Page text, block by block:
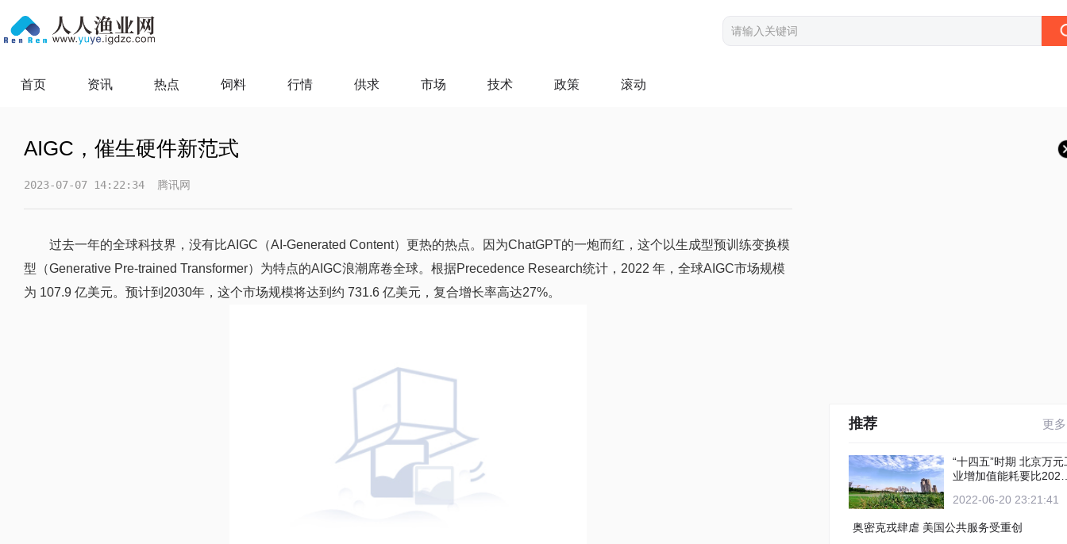
首页 资讯 热点 饲料 行情 供求 市场 技术 政策 滚动
AIGC，催生硬件新范式
2023-07-07 14:22:34 腾讯网
过去一年的全球科技界，没有比AIGC（AI-Generated Content）更热的热点。因为ChatGPT的一炮而红，这个以生成型预训练变换模
型（Generative Pre-trained Transformer）为特点的AIGC浪潮席卷全球。根据Precedence Research统计，2022 年，全球AIGC市场规模
为 107.9 亿美元。预计到2030年，这个市场规模将达到约 731.6 亿美元，复合增长率高达27%。
推荐 更多
“十四五”时期 北京万元工
业增加值能耗要比2020
2022-06-20 23:21:41
奥密克戎肆虐 美国公共服务受重创